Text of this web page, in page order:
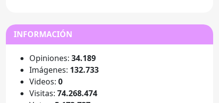
INFORMACIÓN
Opiniones: 34.189
Imágenes: 132.733
Videos: 0
Visitas: 74.268.474